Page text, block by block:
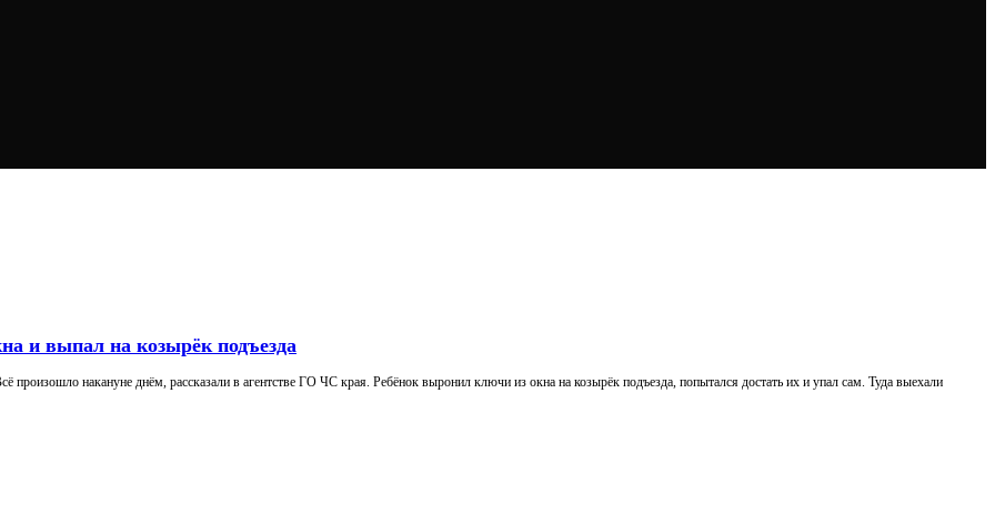
и выпал на козырёк подъезда
произошло накануне днём, рассказали в агентстве ГО ЧС края. Ребёнок выронил ключи из окна на козырёк подъезда, попытался достать их и упал сам. Туда выехали